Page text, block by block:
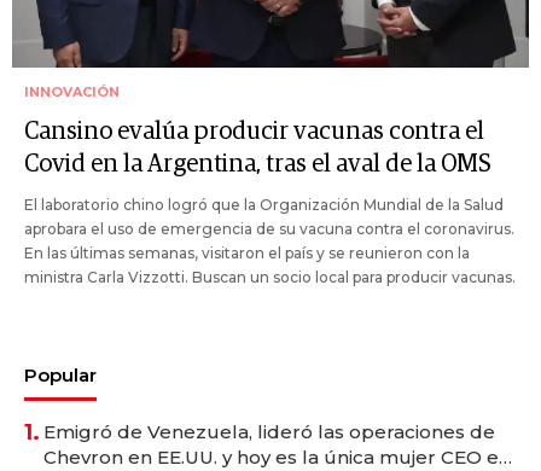
INNOVACIÓN
Cansino evalúa producir vacunas contra el
Covid en la Argentina, tras el aval de la OMS
El laboratorio chino logró que la Organización Mundial de la Salud
aprobara el uso de emergencia de su vacuna contra el coronavirus.
En las últimas semanas, visitaron el país y se reunieron con la
ministra Carla Vizzotti. Buscan un socio local para producir vacunas.
Popular
1. Emigró de Venezuela, lideró las operaciones de
Chevron en EE.UU. y hoy es la única mujer CEO en